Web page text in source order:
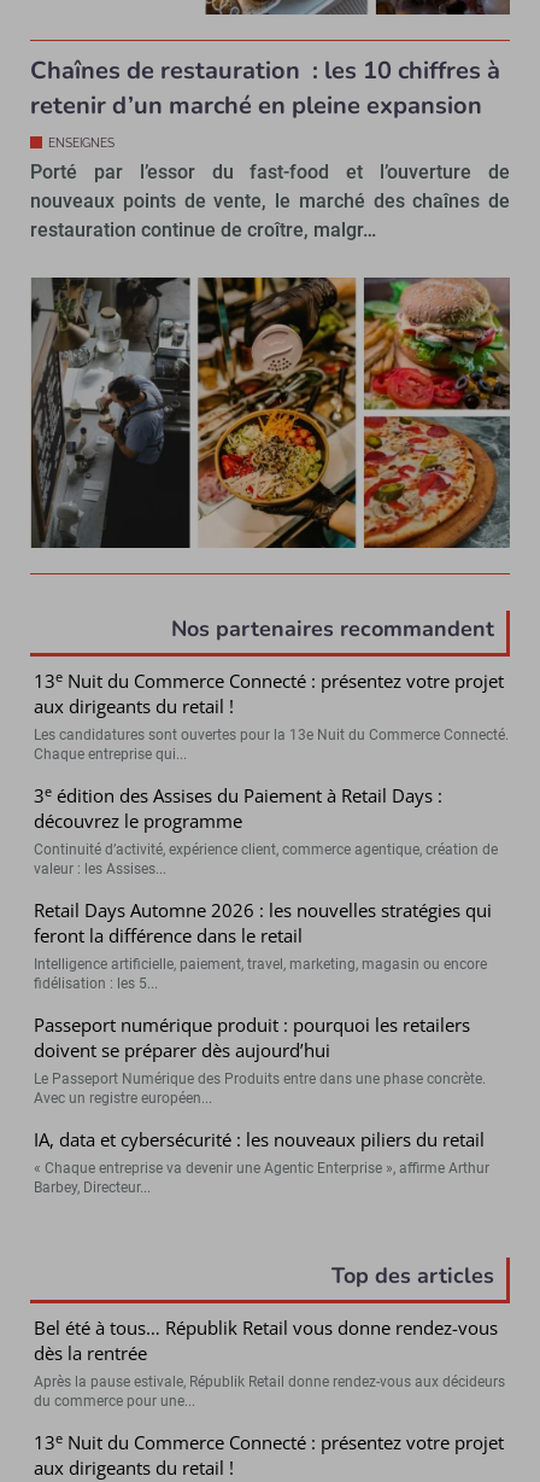
Chaînes de restauration : les 10 chiffres à
retenir d’un marché en pleine expansion
ENSEIGNES
Porté par l’essor du fast-food et l’ouverture de
nouveaux points de vente, le marché des chaînes de
restauration continue de croître, malgr…
Nos partenaires recommandent
13e Nuit du Commerce Connecté : présentez votre projet
aux dirigeants du retail !
Les candidatures sont ouvertes pour la 13e Nuit du Commerce Connecté.
Chaque entreprise qui...
3e édition des Assises du Paiement à Retail Days :
découvrez le programme
Continuité d’activité, expérience client, commerce agentique, création de
valeur : les Assises...
Retail Days Automne 2026 : les nouvelles stratégies qui
feront la différence dans le retail
Intelligence artificielle, paiement, travel, marketing, magasin ou encore
fidélisation : les 5...
Passeport numérique produit : pourquoi les retailers
doivent se préparer dès aujourd’hui
Le Passeport Numérique des Produits entre dans une phase concrète.
Avec un registre européen...
IA, data et cybersécurité : les nouveaux piliers du retail
« Chaque entreprise va devenir une Agentic Enterprise », affirme Arthur
Barbey, Directeur...
Top des articles
Bel été à tous… Républik Retail vous donne rendez-vous
dès la rentrée
Après la pause estivale, Républik Retail donne rendez-vous aux décideurs
du commerce pour une...
13e Nuit du Commerce Connecté : présentez votre projet
aux dirigeants du retail !